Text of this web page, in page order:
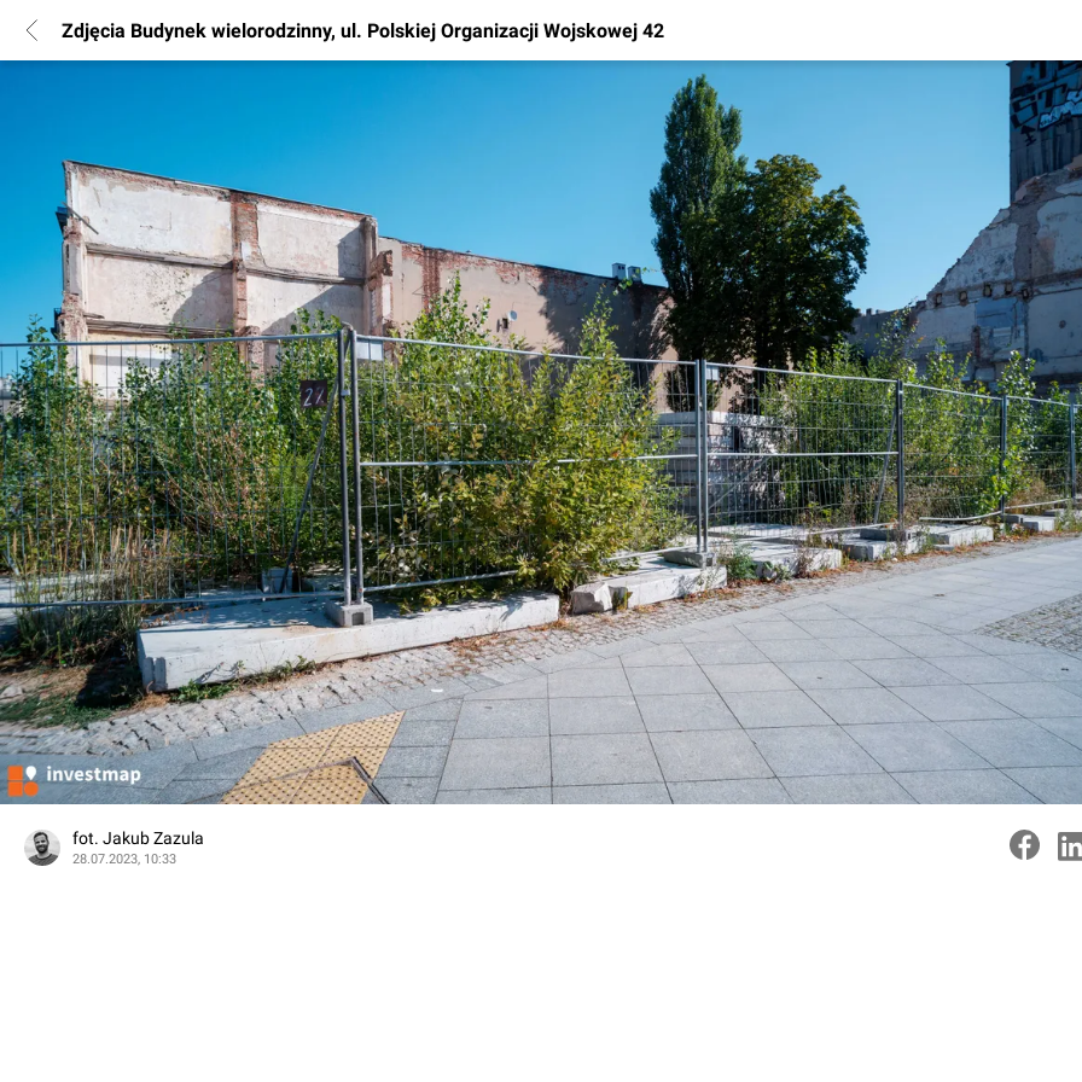
Rynek
POPULARNE REGIONY
Warszawa
Wrocław
Kraków
Poznań
Katowice
Lublin
Gdańsk
Łódź Szczecin
INFORMACJE
Regulamin
Polityka Prywatności
Kontakt
Marketing nieruchomości
Zdjęcia Budynek wielorodzinny, ul. Polskiej Organizacji Wojskowej 42
fot. Jakub Zazula
28.07.2023, 10:33